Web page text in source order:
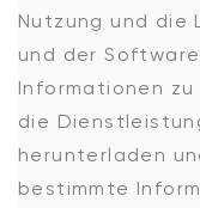
Nutzung und die
und der
Informationen
die
herunterladen
bestimmte